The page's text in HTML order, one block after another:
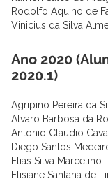
Rodolfo Aquino de
Vinicius da Silva
Ano 2020
2020.1)
Agripino Pereira da
Alvaro Barbosa da
Antonio Claudio
Diego Santos
Elias Silva Marcelino
Elisiane Santana de